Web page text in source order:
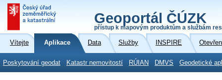
Geoportál ČÚZK
přístup k mapovým produktům a službám
Vítejte Aplikace Data Služby INSPIRE
Poskytování geodat Katastr nemovitostí RÚIAN DMVS Geodetické